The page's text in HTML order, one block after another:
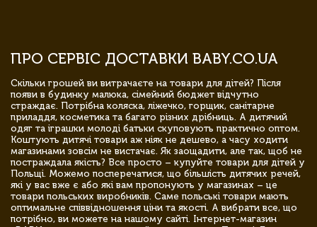
ПРО СЕРВІС ДОСТАВКИ BABY.CO.UA
Скільки грошей ви витрачаєте на товари для дітей? Після
появи в будинку малюка, сімейний бюджет відчутно
страждає. Потрібна коляска, ліжечко, горщик, санітарне
приладдя, косметика та багато різних дрібниць. А дитячий
одяг та іграшки молоді батьки скуповують практично оптом.
Коштують дитячі товари аж ніяк не дешево, а часу ходити
магазинами зовсім не вистачає. Як заощадити, але так, щоб не
постраждала якість? Все просто – купуйте товари для дітей у
Польщі. Можемо посперечатися, що більшість дитячих речей,
які у вас вже є або які вам пропонують у магазинах – це
товари польських виробників. Саме польські товари мають
оптимальне співвідношення ціни та якості. А вибрати все, що
потрібно, ви можете на нашому сайті. Інтернет-магазин